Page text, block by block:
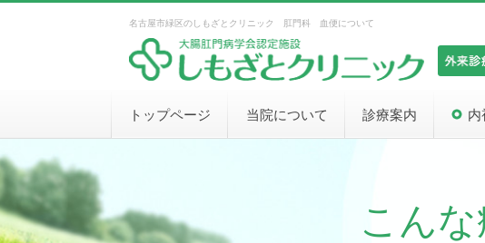
名古屋市緑区のしもざとクリニック 肛門科 血便について
トップページ 当院について 診療案内 内
こん